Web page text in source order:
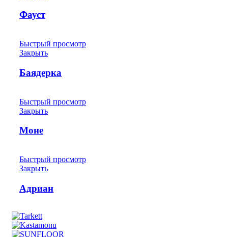
Фауст
Быстрый просмотр
Закрыть
Баядерка
Быстрый просмотр
Закрыть
Моне
Быстрый просмотр
Закрыть
Адриан